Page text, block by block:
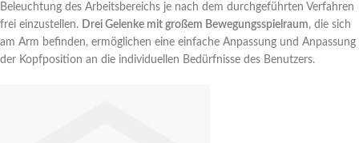
Beleuchtung des Arbeitsbereichs je nach dem durchgeführten Verfahren
frei einzustellen. Drei Gelenke mit großem Bewegungsspielraum, die sich
am Arm befinden, ermöglichen eine einfache Anpassung und Anpassung
der Kopfposition an die individuellen Bedürfnisse des Benutzers.